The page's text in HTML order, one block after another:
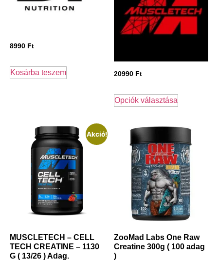
8990 Ft
Kosárba teszem 20990 Ft
Opciók választása
Akció!
MUSCLETECH – CELL
TECH CREATINE – 1130
G ( 13/26 ) Adag.
ZooMad Labs One Raw
Creatine 300g ( 100 adag
)